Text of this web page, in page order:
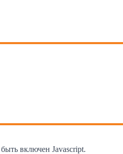
включен Javascript.